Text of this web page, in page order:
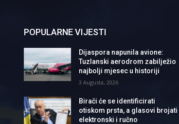
POPULARNE VIJESTI
Dijaspora napunila avione:
Tuzlanski aerodrom zabilježio
najbolji mjesec u historiji
3 Augusta, 2026
Birači će se identificirati
otiskom prsta, a glasovi brojati
elektronski i ručno